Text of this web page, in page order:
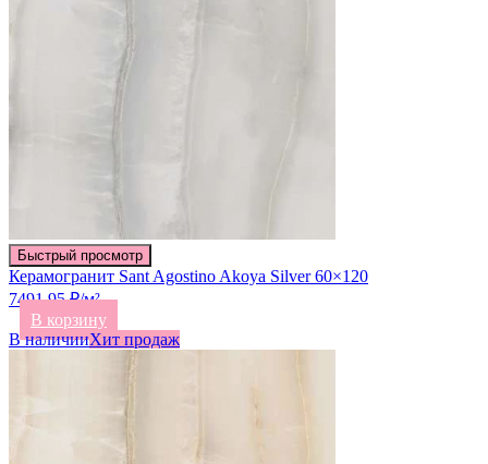
Быстрый просмотр
Керамогранит Sant Agostino Akoya Silver 60×120
7491.95 ₽/м²
В корзину
В наличииХит продаж